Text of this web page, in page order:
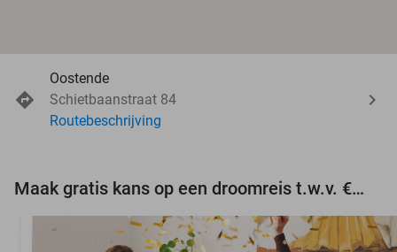
Oostende
Schietbaanstraat 84
Routebeschrijving
Maak gratis kans op een droomreis t.w.v. €3.000!